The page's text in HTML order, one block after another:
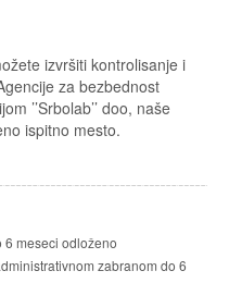
izvršiti kontrolisanje i
za bezbednost
’’Srbolab’’ doo, naše
ispitno mesto.
meseci odloženo
zabranom do 6